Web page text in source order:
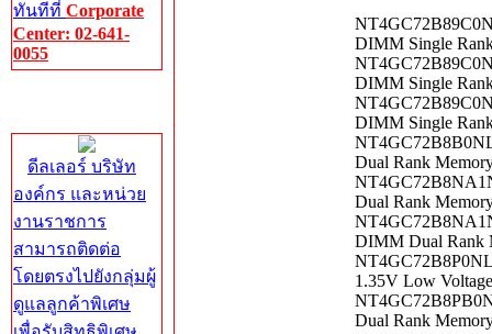
ทันทีที่ Corporate
Center: 02-641-
0055
ดีลเลอร์ บริษัท
องค์กร และหน่วย
งานราชการ
สามารถติดต่อ
โดยตรงไปยังกลุ่มผู้
ดูแลลูกค้าพิเศษ
DIMM Single
DIMM Single
DIMM Single
Dual Rank
Dual Rank
DIMM Dual Rank
1.35V Low
Dual Rank